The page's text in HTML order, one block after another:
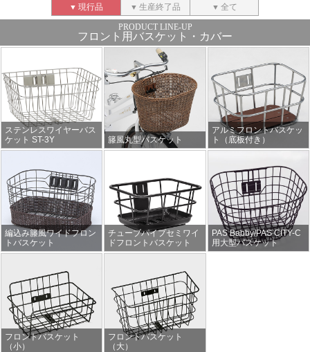
現行品 生産終了品 全て
フロント用バスケット・カバー
ステンレスワイヤーバス
ケット ST-3Y
籐風丸型バスケット
アルミフロントバスケッ
ト（底板付き）
編込み籐風ワイドフロン
トバスケット
チューブパイプセミワイ
ドフロントバスケット
PAS Babby/PAS CITY-C
用大型バスケット
フロントバスケット
（小）
フロントバスケット
（大）